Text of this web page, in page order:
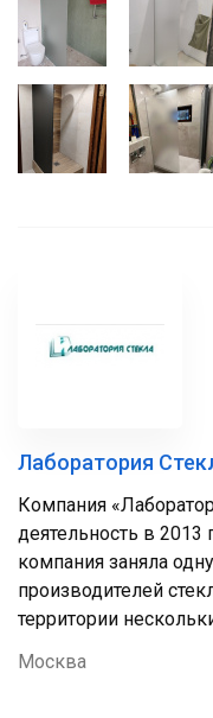
Лаборатория
Компания
деятельность в 2013
компания заняла
производителей
территории
Москва